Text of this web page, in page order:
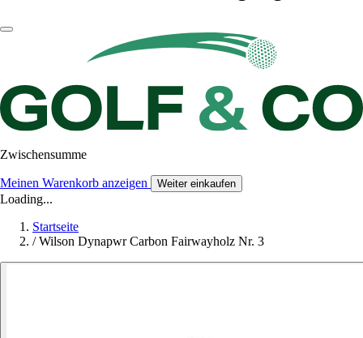
Zwischensumme
Meinen Warenkorb anzeigen Weiter einkaufen
Loading...
Startseite
/ Wilson Dynapwr Carbon Fairwayholz Nr. 3